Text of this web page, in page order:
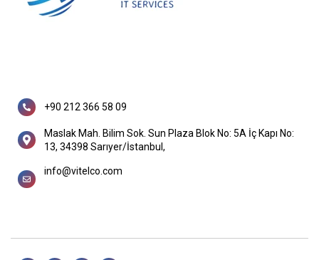
+90 212 366 58 09
Maslak Mah. Bilim Sok. Sun Plaza Blok No: 5A İç Kapı No:
13, 34398 Sarıyer/İstanbul,
info@vitelco.com